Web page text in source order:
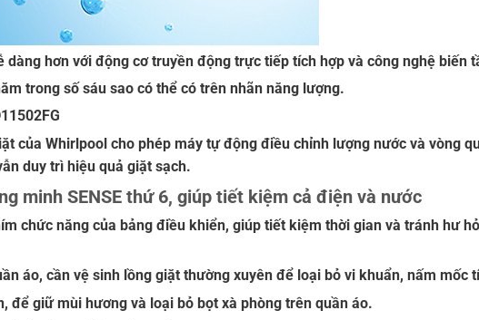
hơn với động cơ truyền động trực tiếp tích hợp và công nghệ biến
trong số sáu sao có thể có trên nhãn năng lượng.
của Whirlpool cho phép máy tự động điều chỉnh lượng nước và vòng
duy trì hiệu quả giặt sạch.
minh SENSE thứ 6, giúp tiết kiệm cả điện và nước
chức năng của bảng điều khiển, giúp tiết kiệm thời gian và tránh hư
áo, cần vệ sinh lồng giặt thường xuyên để loại bỏ vi khuẩn, nấm mốc
để giữ mùi hương và loại bỏ bọt xà phòng trên quần áo.